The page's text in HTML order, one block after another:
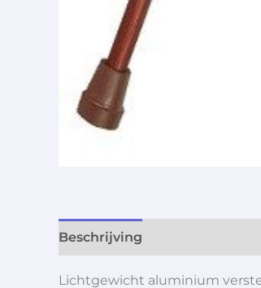
Beschrijving
Lichtgewicht aluminium